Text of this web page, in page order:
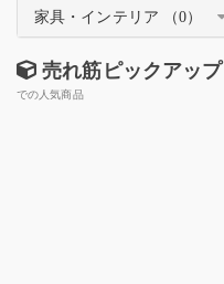
家具・インテリア （0）
売れ筋ピックアップ
での人気商品